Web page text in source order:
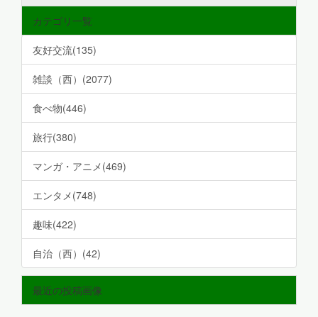
カテゴリ一覧
友好交流(135)
雑談（西）(2077)
食べ物(446)
旅行(380)
マンガ・アニメ(469)
エンタメ(748)
趣味(422)
自治（西）(42)
最近の投稿画像